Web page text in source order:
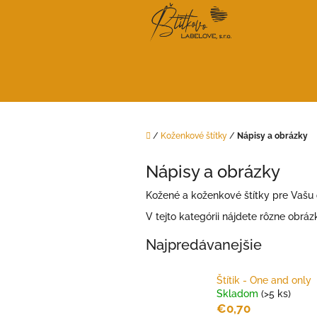
Domov
/ Koženkové štítky / Nápisy a obrázky
Nápisy a obrázky
Kožené a koženkové štítky pre
V tejto kategórii nájdete rôzne
Najpredávanejšie
Štítik - One and only
Skladom (>5 ks)
€0,70